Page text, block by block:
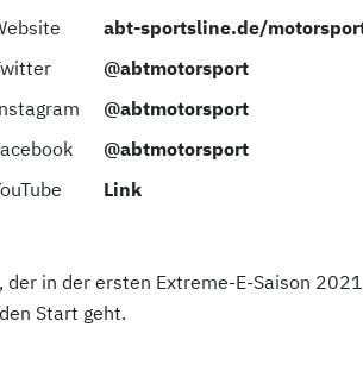
abt-sportsline.de/
@abtmotorsport
@abtmotorsport
@abtmotorsport
Link
der in der ersten Extreme-E-Saison
Start geht.